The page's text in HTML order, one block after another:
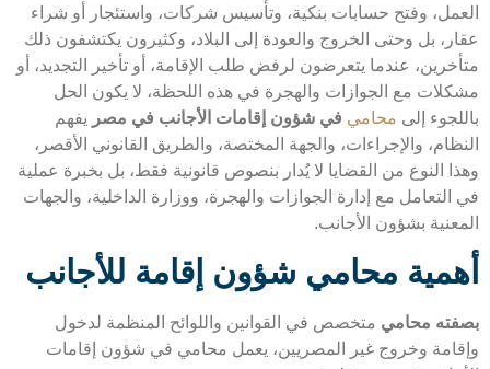
وفتح حسابات بنكية، وتأسيس شركات، واستئجار أو شراء
بل وحتى الخروج والعودة إلى البلاد، وكثيرون يكتشفون ذلك
عندما يتعرضون لرفض طلب الإقامة، أو تأخير التجديد، أو
مع الجوازات والهجرة في هذه اللحظة، لا يكون الحل
إلى محاميفي شؤون إقامات الأجانب في مصريفهم
والإجراءات، والجهة المختصة، والطريق القانوني الأقصر،
النوع من القضايا لا يُدار بنصوص قانونية فقط، بل بخبرة عملية
مع إدارة الجوازات والهجرة، ووزارة الداخلية، والجهات
بشؤون الأجانب.
محامي شؤون إقامة للأجانب
محاميمتخصص في القوانين واللوائح المنظمة لدخول
وخروج غير المصريين، يعمل محامي في شؤون إقامات